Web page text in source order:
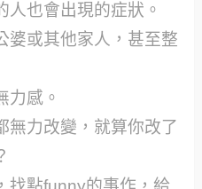
人也會出現的症狀。
婆或其他家人，甚至整
力感。
無力改變，就算你改了